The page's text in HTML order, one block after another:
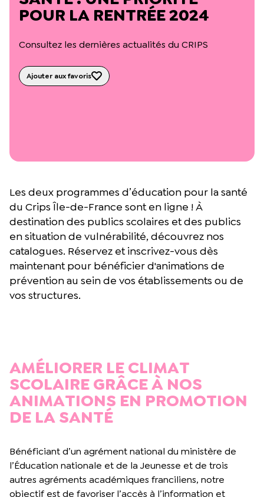
Notre documentation
Ressources pour les parents
Podcast 🎙️
L’équipe du Crips
POUR LA RENTRÉE 2024
Consultez les dernières actualités du CRIPS
Ajouter aux favoris
Les deux programmes d’éducation pour la santé
du Crips Île-de-France sont en ligne ! À
destination des publics scolaires et des publics
en situation de vulnérabilité, découvrez nos
catalogues. Réservez et inscrivez-vous dès
maintenant pour bénéficier d'animations de
prévention au sein de vos établissements ou de
vos structures.
AMÉLIORER LE CLIMAT
SCOLAIRE GRÂCE À NOS
ANIMATIONS EN PROMOTION
DE LA SANTÉ
Bénéficiant d’un agrément national du ministère de
l’Éducation nationale et de la Jeunesse et de trois
autres agréments académiques franciliens, notre
objectif est de favoriser l’accès à l’information et